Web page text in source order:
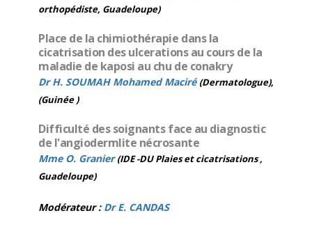
orthopédiste, Guadeloupe)
Place de la chimiothérapie dans la
cicatrisation des ulcerations au cours de la
maladie de kaposi au chu de conakry
Dr H. SOUMAH Mohamed Maciré(Dermatologue),
(Guinée )
Difficulté des soignants face au diagnostic
de l'angiodermlite nécrosante
Mme O. Granier(IDE -DU Plaies et cicatrisations ,
Guadeloupe)
Modérateur :Dr E. CANDAS